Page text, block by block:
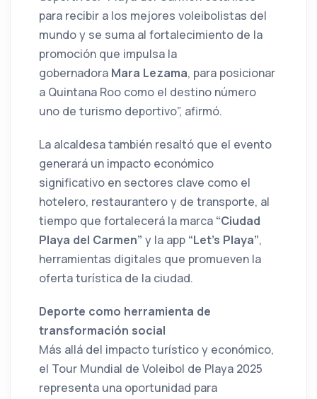
para recibir a los mejores voleibolistas del
mundo y se suma al fortalecimiento de la
promoción que impulsa la
gobernadora Mara Lezama, para posicionar
a Quintana Roo como el destino número
uno de turismo deportivo”, afirmó.
La alcaldesa también resaltó que el evento
generará un impacto económico
significativo en sectores clave como el
hotelero, restaurantero y de transporte, al
tiempo que fortalecerá la marca “Ciudad
Playa del Carmen” y la app “Let’s Playa”,
herramientas digitales que promueven la
oferta turística de la ciudad.
Deporte como herramienta de
transformación social
Más allá del impacto turístico y económico,
el Tour Mundial de Voleibol de Playa 2025
representa una oportunidad para